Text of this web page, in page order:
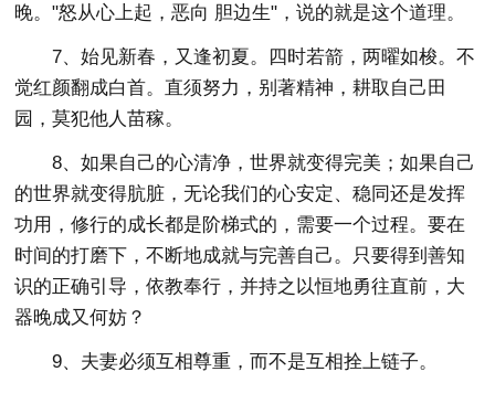
晚。"怒从心上起，恶向 胆边生"，说的就是这个道理。
7、始见新春，又逢初夏。四时若箭，两曜如梭。不
觉红颜翻成白首。直须努力，别著精神，耕取自己田
园，莫犯他人苗稼。
8、如果自己的心清净，世界就变得完美；如果自己
的世界就变得肮脏，无论我们的心安定、稳同还是发挥
功用，修行的成长都是阶梯式的，需要一个过程。要在
时间的打磨下，不断地成就与完善自己。只要得到善知
识的正确引导，依教奉行，并持之以恒地勇往直前，大
器晚成又何妨？
9、夫妻必须互相尊重，而不是互相拴上链子。